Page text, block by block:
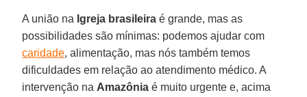
A união na Igreja brasileira é grande, mas as
possibilidades são mínimas: podemos ajudar com
caridade, alimentação, mas nós também temos
dificuldades em relação ao atendimento médico. A
intervenção na Amazônia é muito urgente e, acima